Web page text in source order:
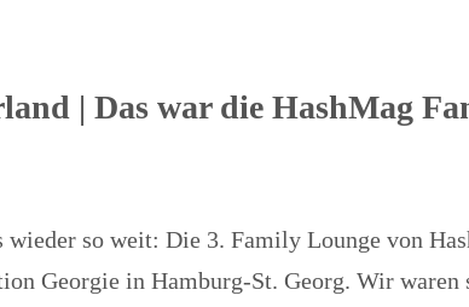
| Das war die HashMag
wieder so weit: Die 3. Family Lounge von
Georgie in Hamburg-St. Georg. Wir waren